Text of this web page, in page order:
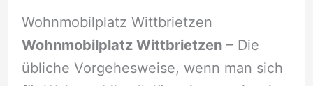
Wohnmobilplatz Wittbrietzen
Wohnmobilplatz Wittbrietzen– Die
übliche Vorgehesweise, wenn man sich